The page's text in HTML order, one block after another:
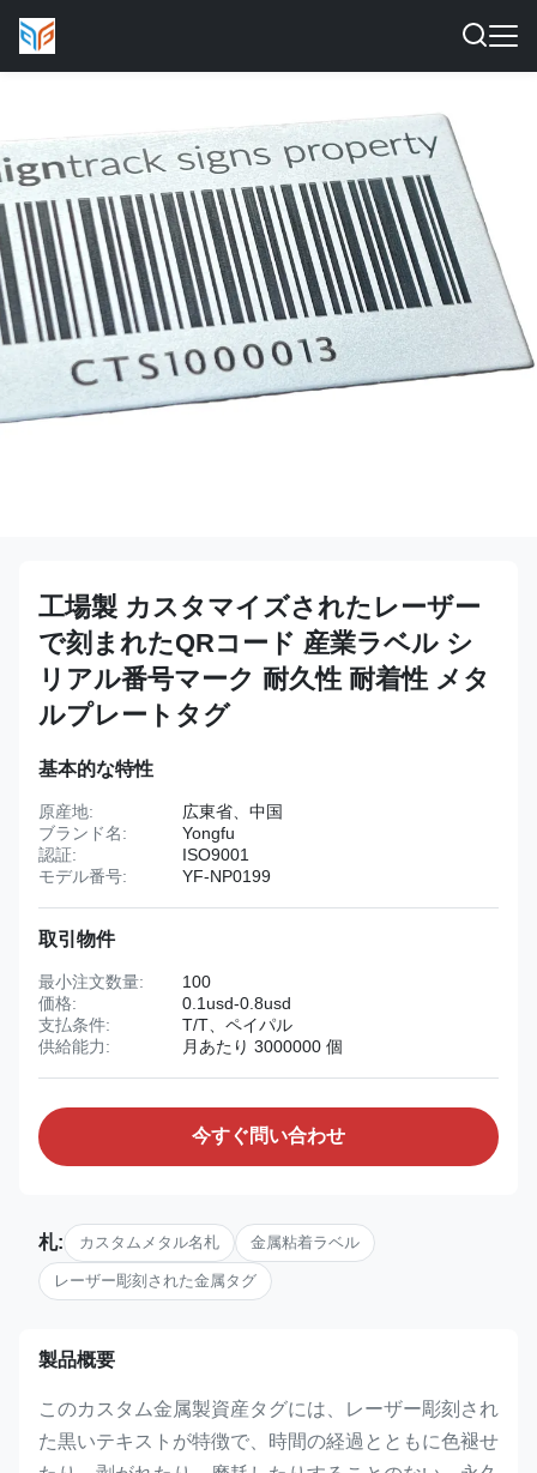
工場製 カスタマイズされたレーザー
で刻まれたQRコード 産業ラベル シ
リアル番号マーク 耐久性 耐着性 メタ
ルプレートタグ
基本的な特性
原産地:
広東省、中国
ブランド名:
Yongfu
認証:
ISO9001
モデル番号:
YF-NP0199
取引物件
最小注文数量:
100
価格:
0.1usd-0.8usd
支払条件:
T/T、ペイパル
供給能力:
月あたり 3000000 個
今すぐ問い合わせ
札: カスタムメタル名札 金属粘着ラベル
レーザー彫刻された金属タグ
製品概要
このカスタム金属製資産タグには、レーザー彫刻され
た黒いテキストが特徴で、時間の経過とともに色褪せ